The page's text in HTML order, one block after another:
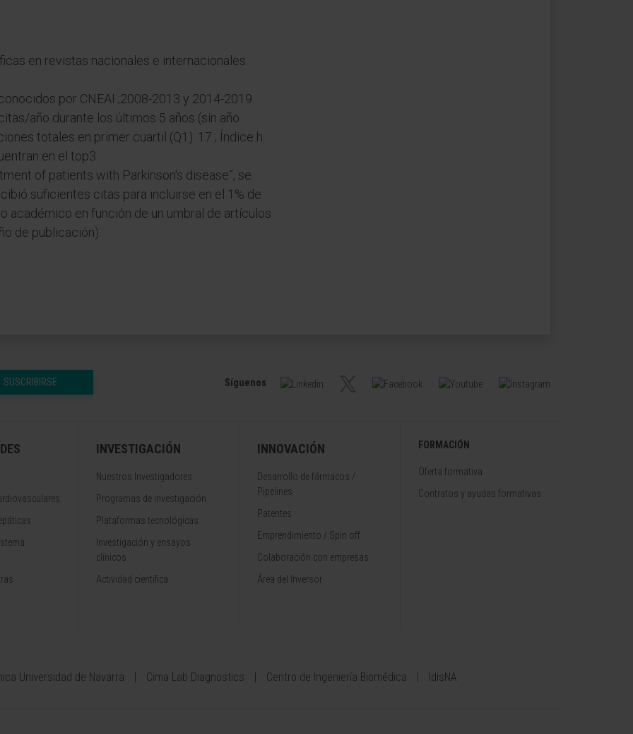
en revistas nacionales e internacionales
por CNEAI ;2008-2013 y 2014-2019.
año durante los últimos 5 años (sin año
totales en primer cuartil (Q1): 17 ; Índice h:
en el top3.
of patients with Parkinson's disease”, se
suficientes citas para incluirse en el 1% de
académico en función de un umbral de artículos
de publicación).
SUSCRIBIRSE Síguenos
INVESTIGACIÓN
Nuestros Investigadores
Programas de investigación
Plataformas tecnológicas
Investigación y ensayos
clínicos
Actividad científica
INNOVACIÓN
Desarrollo de fármacos /
Pipelines
Patentes
Emprendimiento / Spin off
Colaboración con empresas
Área del Inversor
FORMACIÓN
Oferta formativa
Contratos y ayudas formativas
Universidad de Navarra Cima Lab Diagnostics Centro de Ingeniería Biomédica IdisNA